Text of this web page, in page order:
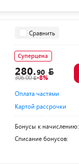
Сравнить
Суперцена
280.90
306.00 -8%
Оплата частями
Картой рассрочки
Бонусы к начислению:
Списание бонусов: